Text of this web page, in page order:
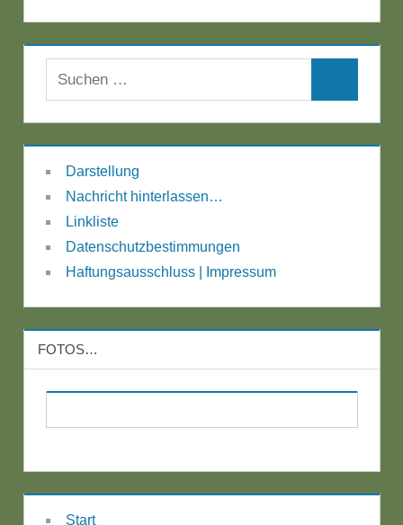
Darstellung
Nachricht hinterlassen…
Linkliste
Datenschutzbestimmungen
Haftungsausschluss | Impressum
FOTOS…
Start